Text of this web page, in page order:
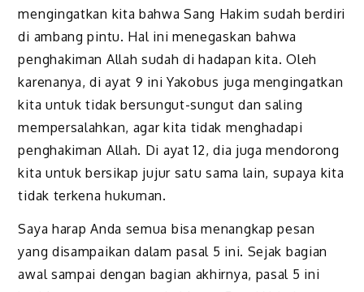
mengingatkan kita bahwa Sang Hakim sudah berdiri
di ambang pintu. Hal ini menegaskan bahwa
penghakiman Allah sudah di hadapan kita. Oleh
karenanya, di ayat 9 ini Yakobus juga mengingatkan
kita untuk tidak bersungut-sungut dan saling
mempersalahkan, agar kita tidak menghadapi
penghakiman Allah. Di ayat 12, dia juga mendorong
kita untuk bersikap jujur satu sama lain, supaya kita
tidak terkena hukuman.
Saya harap Anda semua bisa menangkap pesan
yang disampaikan dalam pasal 5 ini. Sejak bagian
awal sampai dengan bagian akhirnya, pasal 5 ini